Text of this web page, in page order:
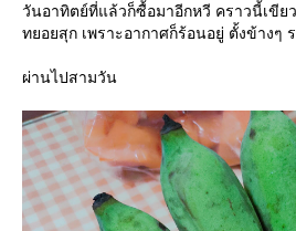
วันอาทิตย์ที่แล้วก็ซื้อมาอีกหวี คราวนี้เขีย
ทยอยสุก เพราะอากาศก็ร้อนอยู่ ตั้งข้างๆ
ผ่านไปสามวัน